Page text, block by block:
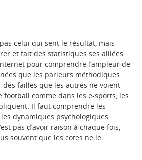
celui qui sent le résultat, mais
et fait des statistiques ses alliées.
pour comprendre l’ampleur de
que les parieurs méthodiques
failles que les autres ne voient
football comme dans les e-sports, les
Il faut comprendre les
dynamiques psychologiques.
pas d’avoir raison à chaque fois,
souvent que les cotes ne le